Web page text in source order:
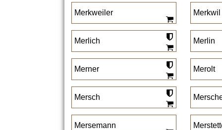
Merkweiler Merkwil
Merlich Merlin
Merner Merolt
Mersch
Mersemann